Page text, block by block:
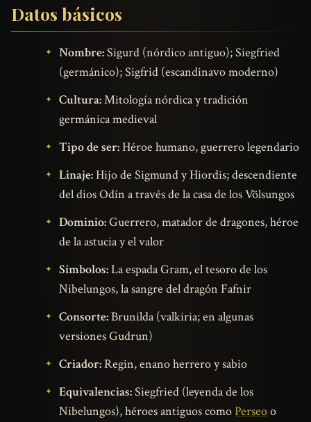
Datos básicos
Nombre:Sigurd (nórdico antiguo); Siegfried
(germánico); Sigfrid (escandinavo moderno)
Cultura:Mitología nórdica y tradición
germánica medieval
Tipo de ser:Héroe humano, guerrero legendario
Linaje:Hijo de Sigmund y Hiordis; descendiente
del dios Odín a través de la casa de los Völsungos
Dominio:Guerrero, matador de dragones, héroe
de la astucia y el valor
Símbolos:La espada Gram, el tesoro de los
Nibelungos, la sangre del dragón Fafnir
Consorte:Brunilda (valkiria; en algunas
versiones Gudrun)
Criador:Regin, enano herrero y sabio
Equivalencias:Siegfried (leyenda de los
Nibelungos), héroes antiguos comoPerseoo